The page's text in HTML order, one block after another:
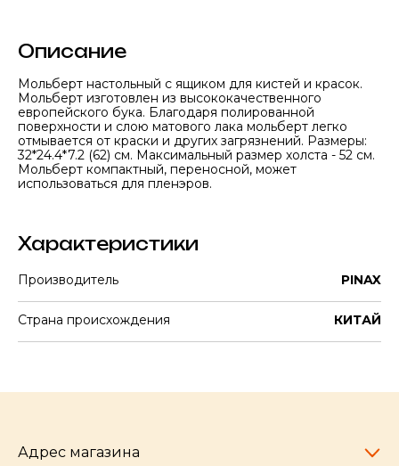
Описание
Мольберт настольный с ящиком для кистей и красок.
Мольберт изготовлен из высококачественного
европейского бука. Благодаря полированной
поверхности и слою матового лака мольберт легко
отмывается от краски и других загрязнений. Размеры:
32*24.4*7.2 (62) см. Максимальный размер холста - 52 см.
Мольберт компактный, переносной, может
использоваться для пленэров.
Характеристики
Производитель PINAX
Страна происхождения КИТАЙ
Адрес магазина